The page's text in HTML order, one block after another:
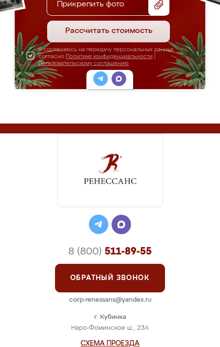
Прикрепить фото
Рассчитать стоимость
Я соглашаюсь на передачу персональных данных
согласно Политике конфиденциальности
Пользовательскому соглашению
г. Кубинка
Наро-Фоминское ш., 23А
СХЕМА ПРОЕЗДА
8 (800) 511-89-55
ОБРАТНЫЙ ЗВОНОК
corp-renessans@yandex.ru